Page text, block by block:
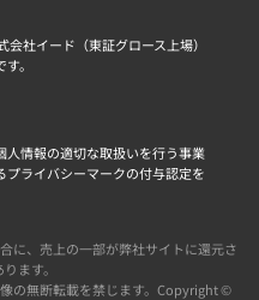
会社イード（東証グロース上場）
。
人情報の適切な取扱いを行う事業
プライバシーマークの付与認定を
に、売上の一部が弊社サイトに還元さ
ます。
の無断転載を禁じます。Copyright ©